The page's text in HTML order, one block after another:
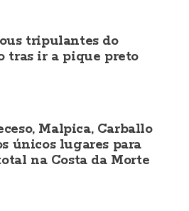
tripulantes do
tras ir a pique preto
Malpica, Carballo
únicos lugares para
na Costa da Morte